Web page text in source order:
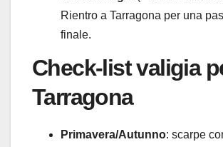
Rientro a Tarragona per una
finale.
Check-list valigia
Tarragona
Primavera/Autunno: scarpe